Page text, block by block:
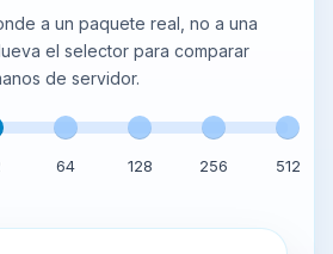
a un paquete real, no a una
el selector para comparar
de servidor.
64 128 256 512